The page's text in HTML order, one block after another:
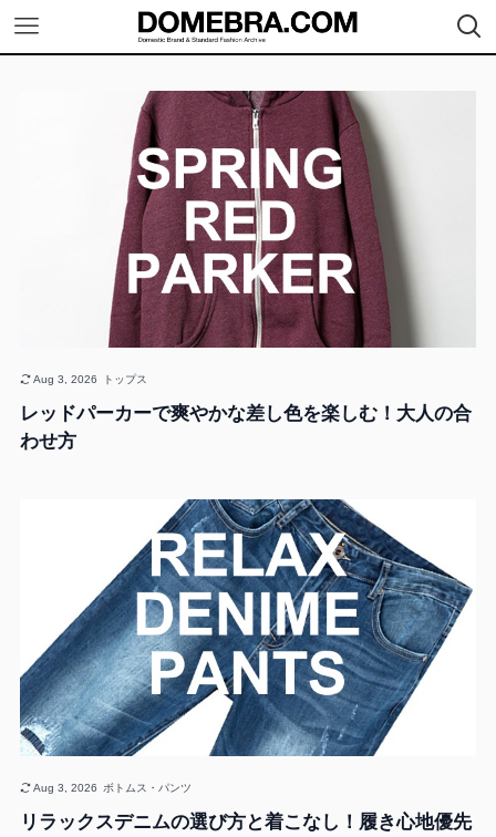
レッドパーカーで爽やかな差し色を楽しむ！大人の合
わせ方
Aug 3, 2026 トップス
リラックスデニムの選び方と着こなし！履き心地優先
Aug 3, 2026 ボトムス・パンツ